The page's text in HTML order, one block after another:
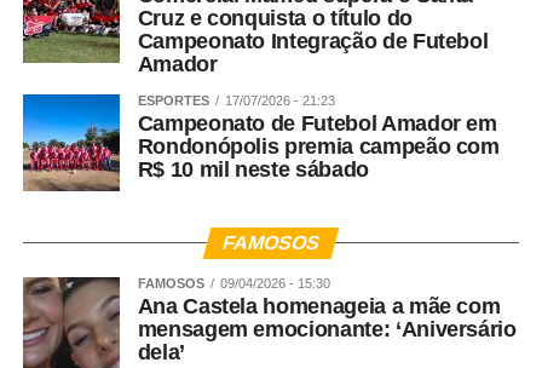
Cruz e conquista o título do
Campeonato Integração de Futebol
Amador
ESPORTES 17/07/2026 - 21:23
Campeonato de Futebol Amador em
Rondonópolis premia campeão com
R$ 10 mil neste sábado
FAMOSOS
FAMOSOS 09/04/2026 - 15:30
Ana Castela homenageia a mãe com
mensagem emocionante: ‘Aniversário
dela’